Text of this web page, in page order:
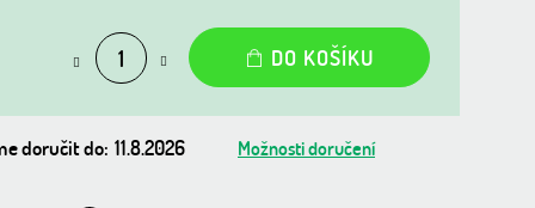
DO KOŠÍKU
doručit do: 11.8.2026 Možnosti doručení